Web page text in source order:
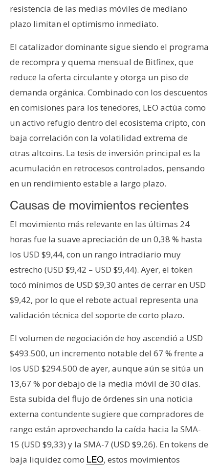
C
n
t
a
t
o
y
P
b
l
i
i
d
d
resistencia de las medias móviles de mediano
plazo limitan el optimismo inmediato.
El catalizador dominante sigue siendo el programa
de recompra y quema mensual de Bitfinex, que
reduce la oferta circulante y otorga un piso de
demanda orgánica. Combinado con los descuentos
en comisiones para los tenedores, LEO actúa como
un activo refugio dentro del ecosistema cripto, con
baja correlación con la volatilidad extrema de
otras altcoins. La tesis de inversión principal es la
acumulación en retrocesos controlados, pensando
en un rendimiento estable a largo plazo.
Causas de movimientos recientes
El movimiento más relevante en las últimas 24
horas fue la suave apreciación de un 0,38 % hasta
los USD $9,44, con un rango intradiario muy
estrecho (USD $9,42 – USD $9,44). Ayer, el token
tocó mínimos de USD $9,30 antes de cerrar en USD
$9,42, por lo que el rebote actual representa una
validación técnica del soporte de corto plazo.
El volumen de negociación de hoy ascendió a USD
$493.500, un incremento notable del 67 % frente a
los USD $294.500 de ayer, aunque aún se sitúa un
13,67 % por debajo de la media móvil de 30 días.
Esta subida del flujo de órdenes sin una noticia
externa contundente sugiere que compradores de
rango están aprovechando la caída hacia la SMA-
15 (USD $9,33) y la SMA-7 (USD $9,26). En tokens de
baja liquidez como LEO, estos movimientos